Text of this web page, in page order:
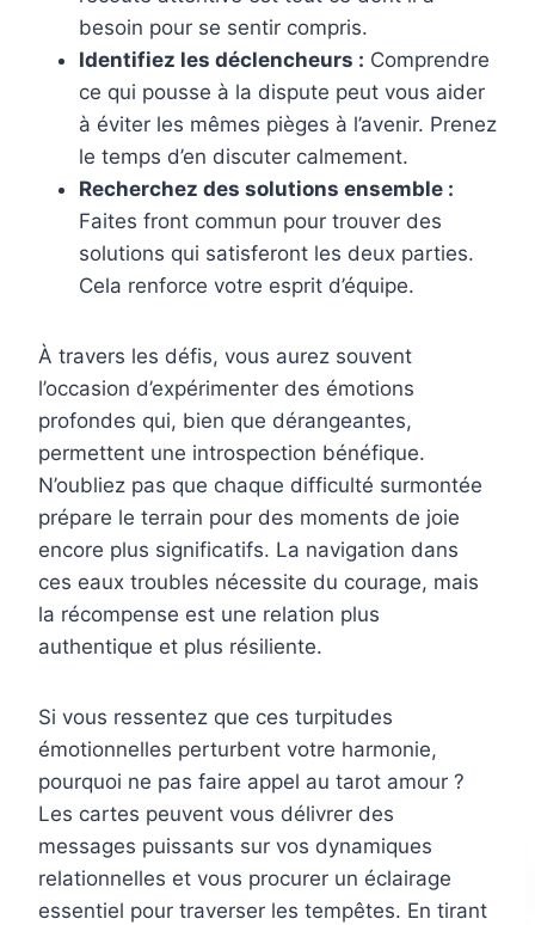
besoin pour se sentir compris.
Identifiez les déclencheurs : Comprendre
ce qui pousse à la dispute peut vous aider
à éviter les mêmes pièges à l’avenir. Prenez
le temps d’en discuter calmement.
Recherchez des solutions ensemble :
Faites front commun pour trouver des
solutions qui satisferont les deux parties.
Cela renforce votre esprit d’équipe.
À travers les défis, vous aurez souvent
l’occasion d’expérimenter des émotions
profondes qui, bien que dérangeantes,
permettent une introspection bénéfique.
N’oubliez pas que chaque difficulté surmontée
prépare le terrain pour des moments de joie
encore plus significatifs. La navigation dans
ces eaux troubles nécessite du courage, mais
la récompense est une relation plus
authentique et plus résiliente.
Si vous ressentez que ces turpitudes
émotionnelles perturbent votre harmonie,
pourquoi ne pas faire appel au tarot amour ?
Les cartes peuvent vous délivrer des
messages puissants sur vos dynamiques
relationnelles et vous procurer un éclairage
essentiel pour traverser les tempêtes. En tirant